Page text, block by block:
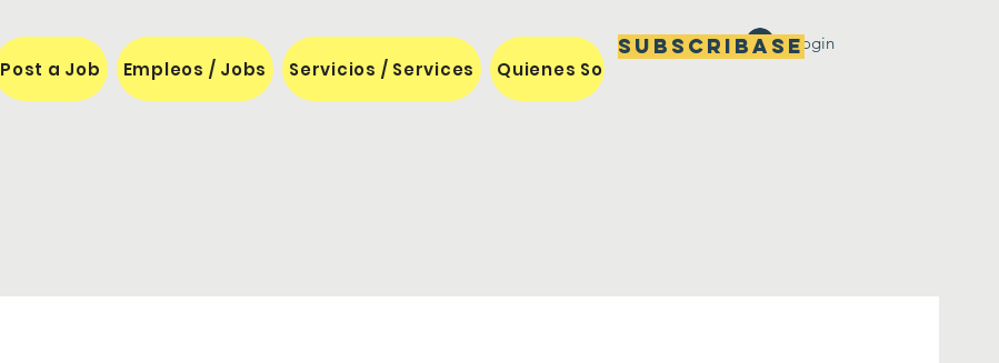
Subscribase
Post a Job Empleos / Jobs Servicios / Services Quienes Somos / Our Mission
Login